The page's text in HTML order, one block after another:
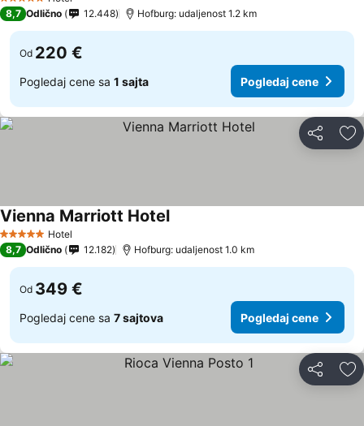
5 Zvezdice
8,7 Odlično 12.448 Hofburg: udaljenost 1.2 km
Od 220 €
Pogledaj cene sa 1 sajta Pogledaj cene
Deli
5 ZvezdiceHotel
Vienna Marriott Hotel
8,7 Odlično 12.182 Hofburg: udaljenost 1.0 km
Od 349 €
Pogledaj cene sa 7 sajtova Pogledaj cene
Deli